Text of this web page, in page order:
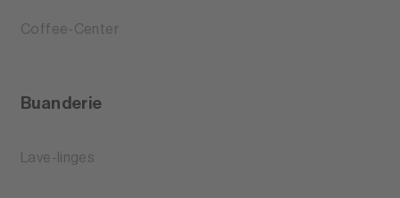
Coffee-Center
Buanderie
Lave-linges